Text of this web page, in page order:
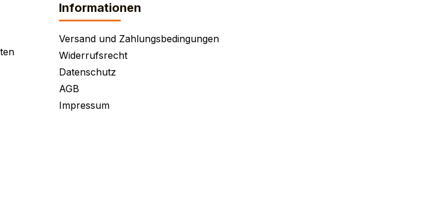
Informationen
Versand und Zahlungsbedingungen
Widerrufsrecht
Datenschutz
AGB
Impressum